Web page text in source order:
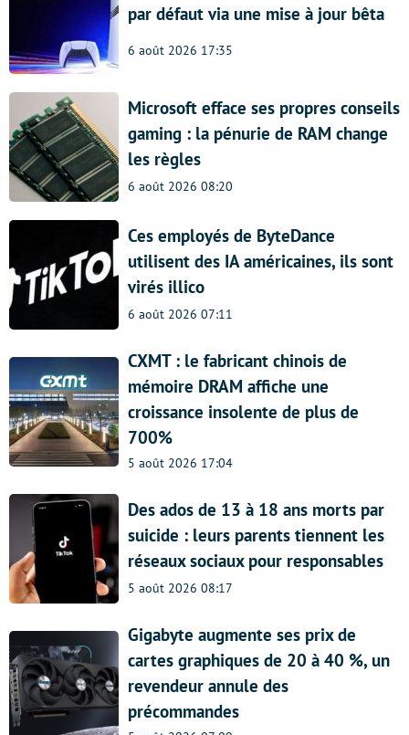
par défaut via une mise à jour bêta
6 août 2026 17:35
Microsoft efface ses propres conseils
gaming : la pénurie de RAM change
les règles
6 août 2026 08:20
Ces employés de ByteDance
utilisent des IA américaines, ils sont
virés illico
6 août 2026 07:11
CXMT : le fabricant chinois de
mémoire DRAM affiche une
croissance insolente de plus de
700%
5 août 2026 17:04
Des ados de 13 à 18 ans morts par
suicide : leurs parents tiennent les
réseaux sociaux pour responsables
5 août 2026 08:17
Gigabyte augmente ses prix de
cartes graphiques de 20 à 40 %, un
revendeur annule des
précommandes